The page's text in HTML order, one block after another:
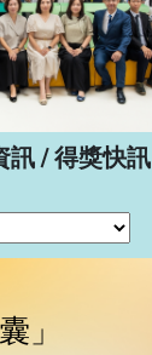
訊 / 得獎快訊
」